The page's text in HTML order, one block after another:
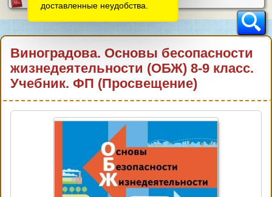
Виноградова. Основы бесопасности
жизнедеятельности (ОБЖ) 8-9 класс.
Учебник. ФП (Просвещение)
доставленные неудобства.